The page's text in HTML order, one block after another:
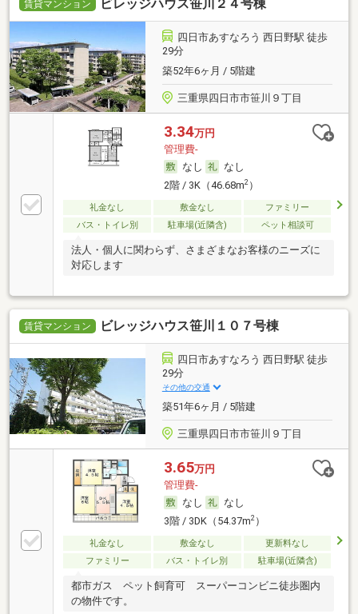
賃貸マンション ビレッジハウス笹川２４号棟
四日市あすなろう 西日野駅 徒歩
29分
築52年6ヶ月 / 5階建
三重県四日市市笹川９丁目
3.34万円
管理費-
なし
なし
2階 / 3K（46.68m2）
礼金なし 敷金なし
ファミリー
バス・トイレ別
駐車場(近隣含) ペット相談可
法人・個人に関わらず、さまざまなお客様のニーズに
対応します
賃貸マンション ビレッジハウス笹川１０７号棟
四日市あすなろう 西日野駅 徒歩
29分
その他の交通
築51年6ヶ月 / 5階建
三重県四日市市笹川９丁目
3.65万円
管理費-
なし
なし
3階 / 3DK（54.37m2）
礼金なし 敷金なし
更新料なし
ファミリー
バス・トイレ別 駐車場(近隣含)
都市ガス ペット飼育可 スーパーコンビニ徒歩圏内
の物件です。